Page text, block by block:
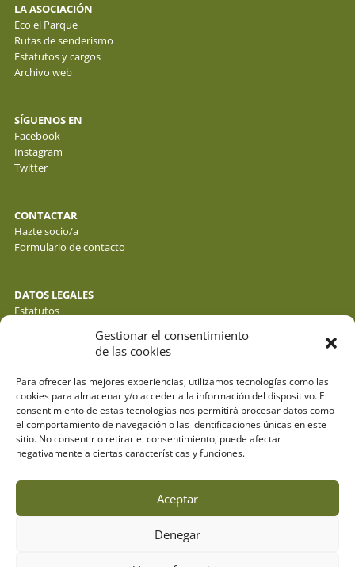
Gestionar el consentimiento
de las cookies
Para ofrecer las mejores experiencias, utilizamos tecnologías como las
cookies para almacenar y/o acceder a la información del dispositivo. El
consentimiento de estas tecnologías nos permitirá procesar datos como
el comportamiento de navegación o las identificaciones únicas en este
sitio. No consentir o retirar el consentimiento, puede afectar
negativamente a ciertas características y funciones.
Aceptar
Denegar
LA ASOCIACIÓN
Eco el Parque
Rutas de senderismo
Estatutos y cargos
Archivo web
SÍGUENOS EN
Facebook
Instagram
Twitter
CONTACTAR
Hazte socio/a
Formulario de contacto
DATOS LEGALES
Estatutos
Política de cookies
© fotos : f. y j. gálvez - o. molina y sus autores . webdesign: